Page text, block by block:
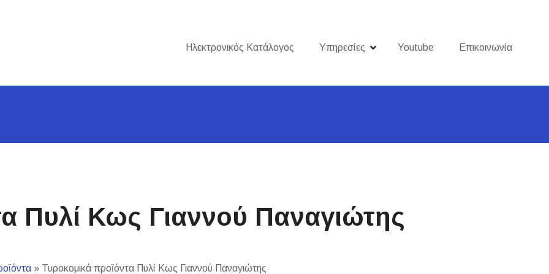
Ηλεκτρονικός Κατάλογος Υπηρεσίες Youtube Επικοινωνία
Πυλί Κως Γιαννού Παναγιώτης
» Τυροκομικά προϊόντα Πυλί Κως Γιαννού Παναγιώτης